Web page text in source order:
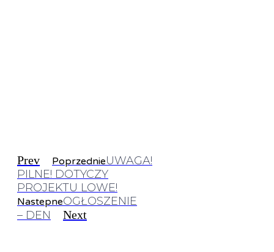
Prev PoprzednieUWAGA!
PILNE! DOTYCZY
PROJEKTU LOWE!
NastepneOGŁOSZENIE
– DEN
Next